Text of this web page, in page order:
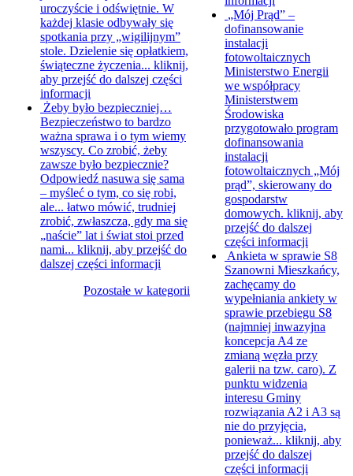
uroczyście i odświętnie. W
każdej klasie odbywały się
spotkania przy „wigilijnym”
stole. Dzielenie się opłatkiem,
świąteczne życzenia... kliknij,
aby przejść do dalszej części
informacji
Żeby było bezpieczniej…
Bezpieczeństwo to bardzo
ważna sprawa i o tym wiemy
wszyscy. Co zrobić, żeby
zawsze było bezpiecznie?
Odpowiedź nasuwa się sama
– myśleć o tym, co się robi,
ale... łatwo mówić, trudniej
zrobić, zwłaszcza, gdy ma się
„naście” lat i świat stoi przed
nami... kliknij, aby przejść do
dalszej części informacji
Pozostałe w kategorii
„Mój Prąd” –
dofinansowanie
instalacji
fotowoltaicznych
Ministerstwo Energii
we współpracy
Ministerstwem
Środowiska
przygotowało program
dofinansowania
instalacji
fotowoltaicznych „Mój
prąd”, skierowany do
gospodarstw
domowych. kliknij, aby
przejść do dalszej
części informacji
Ankieta w sprawie S8
Szanowni Mieszkańcy,
zachęcamy do
wypełniania ankiety w
sprawie przebiegu S8
(najmniej inwazyjna
koncepcja A4 ze
zmianą węzła przy
galerii na tzw. caro). Z
punktu widzenia
interesu Gminy
rozwiązania A2 i A3 są
nie do przyjęcia,
ponieważ... kliknij, aby
przejść do dalszej
części informacji